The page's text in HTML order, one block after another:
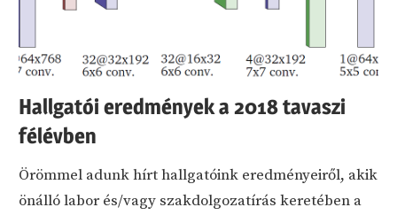
Hallgatói eredmények a 2018 tavaszi
félévben
Örömmel adunk hírt hallgatóink eredményeiről, akik
önálló labor és/vagy szakdolgozatírás keretében a